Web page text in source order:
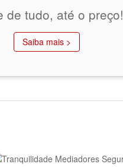
de tudo, até o preço!
Saiba mais >